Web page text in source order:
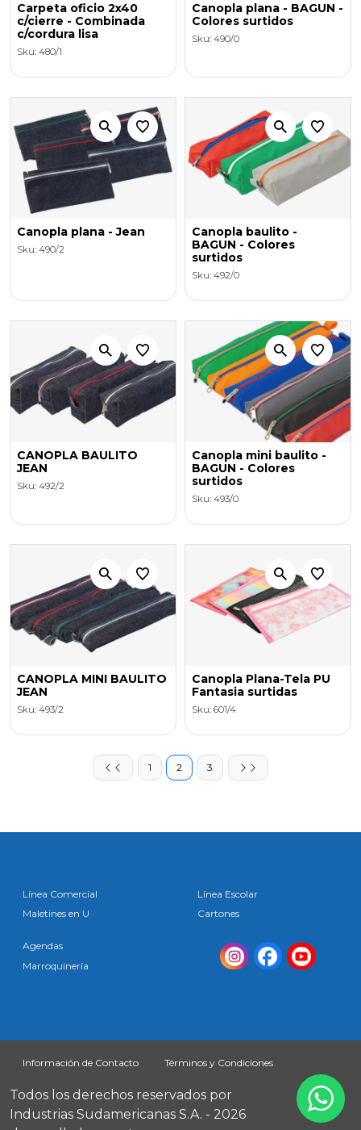
Carpeta oficio 2x40
c/cierre - Combinada
c/cordura lisa
Sku: 480/1
Canopla plana - BAGUN -
Colores surtidos
Sku: 490/0
Canopla plana - Jean
Sku: 490/2
Canopla baulito -
BAGUN - Colores
surtidos
Sku: 492/0
CANOPLA BAULITO
JEAN
Sku: 492/2
Canopla mini baulito -
BAGUN - Colores
surtidos
Sku: 493/0
CANOPLA MINI BAULITO
JEAN
Sku: 493/2
Canopla Plana-Tela PU
Fantasia surtidas
Sku: 601/4
1 2 3
Línea Comercial
Maletines en U
Línea Escolar
Cartones
Agendas
Marroquinería
Información de Contacto Términos y Condiciones
Todos los derechos reservados por
Industrias Sudamericanas S.A. - 2026